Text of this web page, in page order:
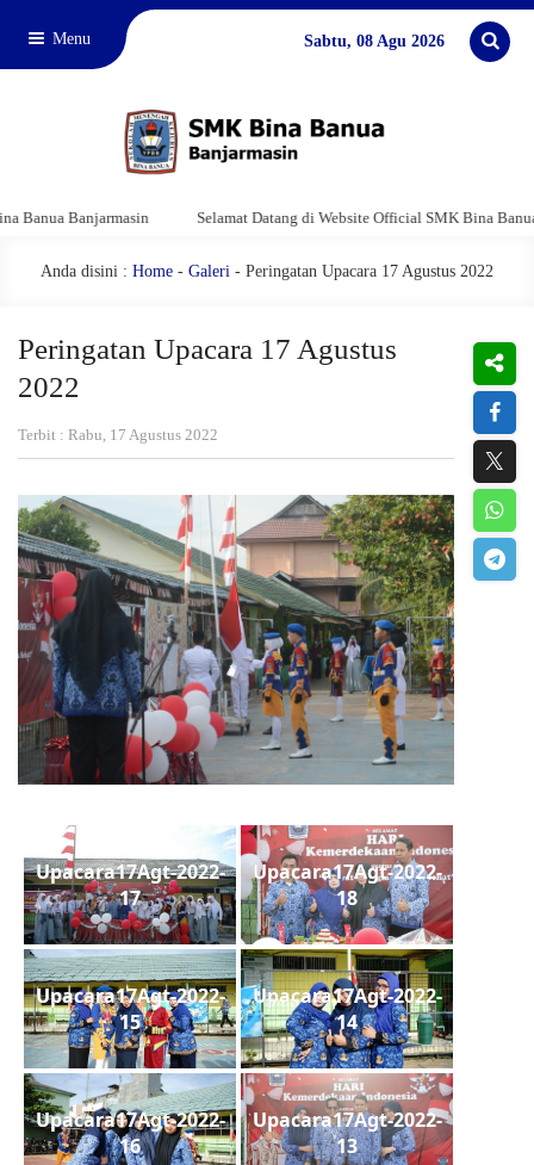
Menu Sabtu, 08 Agu 2026
Selamat Datang di Website Official SMK Bina Banua
Anda disini : Home - Galeri - Peringatan Upacara 17 Agustus 2022
Peringatan Upacara 17 Agustus
2022
Terbit : Rabu, 17 Agustus 2022
Upacara17Agt-2022-
17
Upacara17Agt-2022-
18
Upacara17Agt-2022-
15
Upacara17Agt-2022-
14
Upacara17Agt-2022-
16
Upacara17Agt-2022-
13